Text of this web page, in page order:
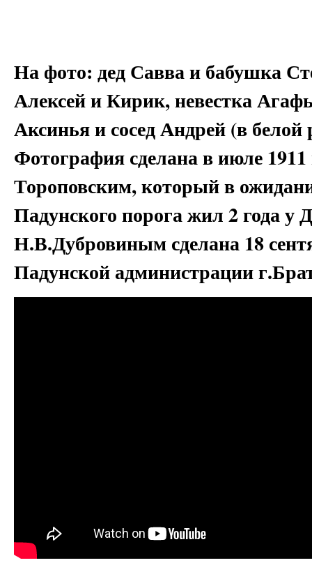
На фото: дед Савва и бабушка
Алексей и Кирик, невестка
Аксинья и сосед Андрей (в белой
Фотография сделана в июле
Тороповским, который в
Падунского порога жил 2 года у
Н.В.Дубровиным сделана 18
Падунской администрации